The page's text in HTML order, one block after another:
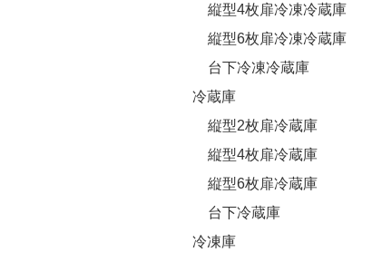
縦型4枚扉冷凍冷蔵庫
縦型6枚扉冷凍冷蔵庫
台下冷凍冷蔵庫
冷蔵庫
縦型2枚扉冷蔵庫
縦型4枚扉冷蔵庫
縦型6枚扉冷蔵庫
台下冷蔵庫
冷凍庫